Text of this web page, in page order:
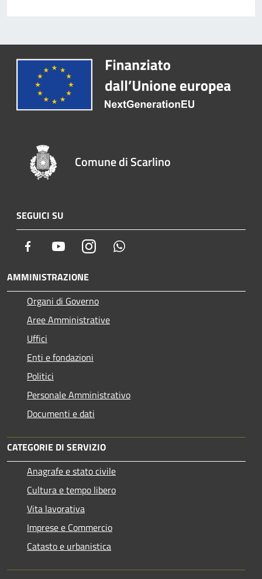
Comune di Scarlino
SEGUICI SU
Facebook YoutubeInstagram
AMMINISTRAZIONE
Organi di Governo
Aree Amministrative
Uffici
Enti e fondazioni
Politici
Personale Amministrativo
Documenti e dati
CATEGORIE DI SERVIZIO
Anagrafe e stato civile
Cultura e tempo libero
Vita lavorativa
Imprese e Commercio
Catasto e urbanistica